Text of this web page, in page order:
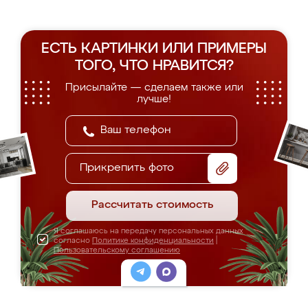
ЕСТЬ КАРТИНКИ ИЛИ ПРИМЕРЫ
ТОГО, ЧТО НРАВИТСЯ?
Присылайте — сделаем также или
лучше!
Прикрепить фото
Рассчитать стоимость
Я соглашаюсь на передачу персональных данных
согласно Политике конфиденциальности
Пользовательскому соглашению